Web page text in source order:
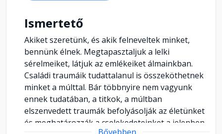
Ismertető
Akiket szeretünk, és akik felneveltek minket,
bennünk élnek. Megtapasztaljuk a lelki
sérelmeiket, látjuk az emlékeiket álmainkban.
Családi traumáik tudattalanul is összeköthetnek
minket a múlttal. Bár többnyire nem vagyunk
ennek tudatában, a titkok, a múltban
elszenvedett traumák befolyásolják az életünket
és meghatározzák a cselekedeteinket a jelenben.
Bővebben